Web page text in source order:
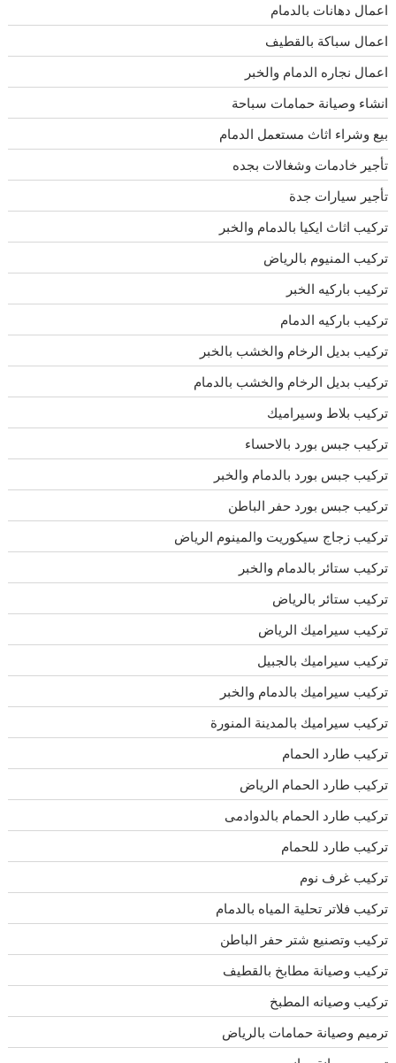
اعمال دهانات بالدمام
اعمال سباكة بالقطيف
اعمال نجاره الدمام والخبر
انشاء وصيانة حمامات سباحة
بيع وشراء اثاث مستعمل الدمام
تأجير خادمات وشغالات بجده
تأجير سيارات جدة
تركيب اثاث ايكيا بالدمام والخبر
تركيب المنيوم بالرياض
تركيب باركيه الخبر
تركيب باركيه الدمام
تركيب بديل الرخام والخشب بالخبر
تركيب بديل الرخام والخشب بالدمام
تركيب بلاط وسيراميك
تركيب جبس بورد بالاحساء
تركيب جبس بورد بالدمام والخبر
تركيب جبس بورد حفر الباطن
تركيب زجاج سيكوريت والمينوم الرياض
تركيب ستائر بالدمام والخبر
تركيب ستائر بالرياض
تركيب سيراميك الرياض
تركيب سيراميك بالجبيل
تركيب سيراميك بالدمام والخبر
تركيب سيراميك بالمدينة المنورة
تركيب طارد الحمام
تركيب طارد الحمام الرياض
تركيب طارد الحمام بالدوادمى
تركيب طارد للحمام
تركيب غرف نوم
تركيب فلاتر تحلية المياه بالدمام
تركيب وتصنيع شتر حفر الباطن
تركيب وصيانة مطابخ بالقطيف
تركيب وصيانه المطبخ
ترميم وصيانة حمامات بالرياض